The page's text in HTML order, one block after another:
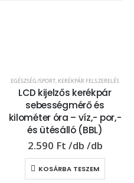
EGÉSZSÉG/SPORT, KERÉKPÁR FELSZERELÉS
LCD kijelzős kerékpár
sebességmérő és
kilométer óra – víz,- por,-
és ütésálló (BBL)
2.590 Ft
KOSÁRBA TESZEM